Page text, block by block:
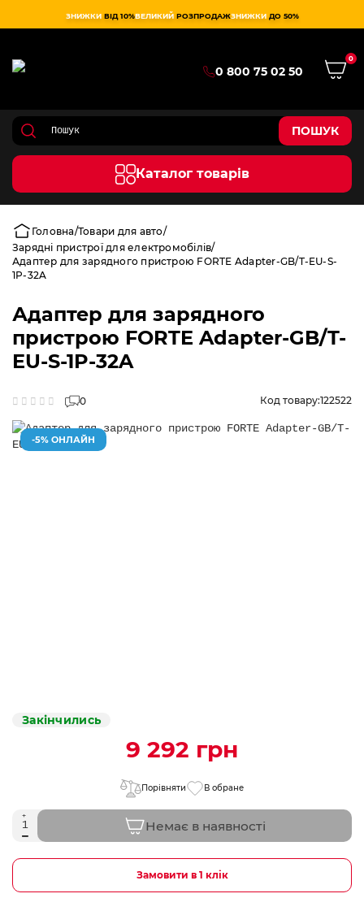
ЗНИЖКИ ВІД 10%ВЕЛИКИЙ РОЗПРОДАЖЗНИЖКИ ДО 50%
0 800 75 02 50
0
ПОШУК
Каталог товарів
Головна Товари для авто
Зарядні пристрої для електромобілів
Адаптер для зарядного пристрою FORTE Adapter-GB/T-EU-S-
1P-32A
Адаптер для зарядного
пристрою FORTE Adapter-GB/T-
EU-S-1P-32A
0 Код товару:122522
-5% ОНЛАЙН
Закінчились
9 292 грн
Порівняти В обране
Немає в наявності
Замовити в 1 клік